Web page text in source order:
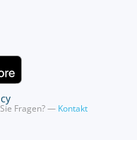
Fragen? — Kontakt